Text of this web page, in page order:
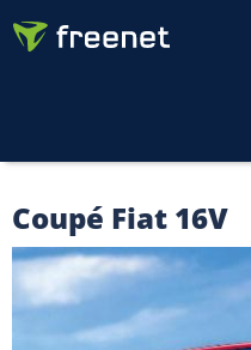
Coupé Fiat 16V